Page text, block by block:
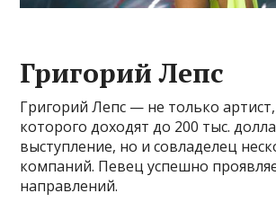
Григорий Лепс
Григорий Лепс — не только
которого доходят до 200 тыс.
выступление, но и совладелец
компаний. Певец успешно
направлений.